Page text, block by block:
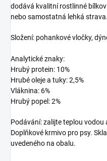
dodává kvalitní rostlinné
nebo samostatná lehká strava.
Složení: pohankové vločky,
Analytické znaky:
Hrubý protein: 10%
Hrubé oleje a tuky: 2,5%
Vláknina: 6%
Hrubý popel: 2%
Podávání: zalijte teplou vodou
Doplňkové krmivo pro psy.
uvedeného na obalu.